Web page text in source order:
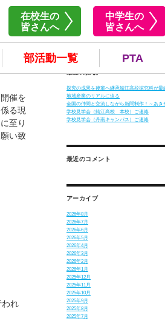
在校生の
皆さんへ
中学生の
皆さんへ
部活動一覧 PTA
催を
る現
至り
い致
れ
検
最近の投稿
探究の成果を後輩へ継承鯖江高校探究科が最
地域産業のリアルに迫る
全国の仲間と交流しながら新聞制作！～あき
学校見学会（鯖江高校 本校）ご連絡
学校見学会（丹南キャンパス）ご連絡
最近のコメント
アーカイブ
2026年8月
2026年7月
2026年6月
2026年5月
2026年4月
2026年3月
2026年2月
2026年1月
2025年12月
2025年11月
2025年10月
2025年9月
2025年8月
2025年7月